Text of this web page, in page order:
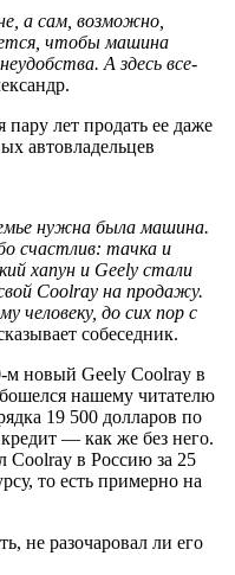
а сам, возможно,
чтобы машина
А здесь все-
нужна была машина.
счастлив: тачка и
хапун и Geely стали
Coolray на продажу.
человеку, до сих пор с
собеседник.
м новый Geely Coolray в
нашему читателю
19 500 долларов по
— как же без него.
Coolray в Россию за 25
то есть примерно на
не разочаровал ли его